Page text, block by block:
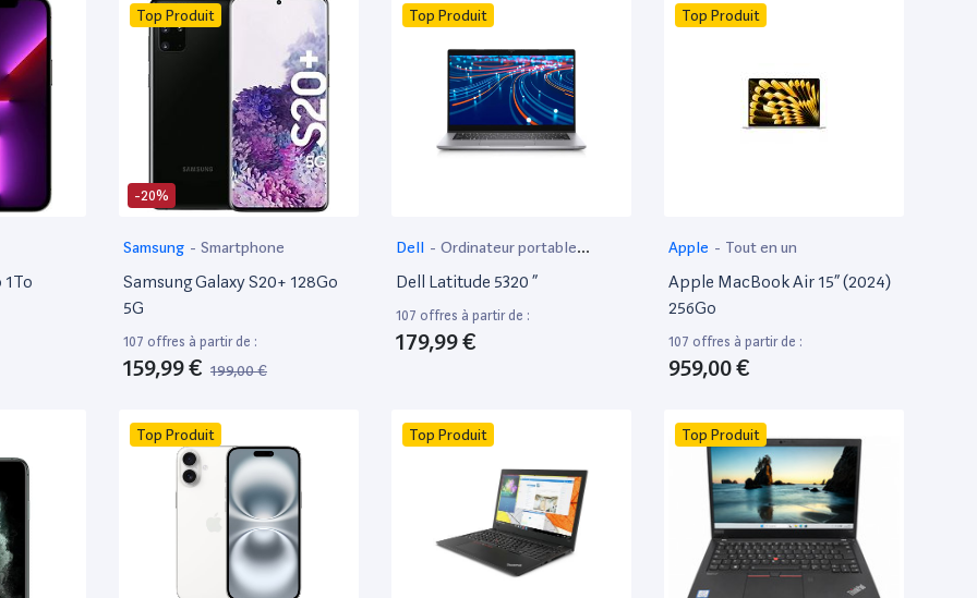
-20%
Top Produit
Samsung - Smartphone
Samsung Galaxy S20+ 128Go
5G
107 offres à partir de :
159,99 € 199,00 €
Top Produit
Dell - Ordinateur portable
bureautique
Dell Latitude 5320 ”
107 offres à partir de :
179,99 €
Top Produit
Apple - Tout en un
Apple MacBook Air 15” (2024)
256Go
107 offres à partir de :
959,00 €
Top Produit Top Produit Top Produit